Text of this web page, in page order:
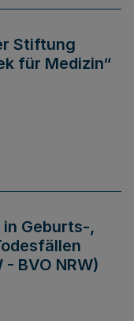
Stiftung
für Medizin“
Geburts-,
BVO NRW)